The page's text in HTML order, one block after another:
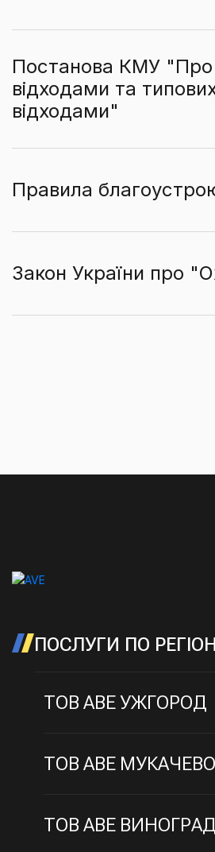
Постанова КМУ "Про
відходами та
відходами"
Правила
Закон України про
ПОСЛУГИ ПО
ТОВ AВE УЖГОРОД
ТОВ AВE МУКАЧЕВО
ТОВ АВЕ